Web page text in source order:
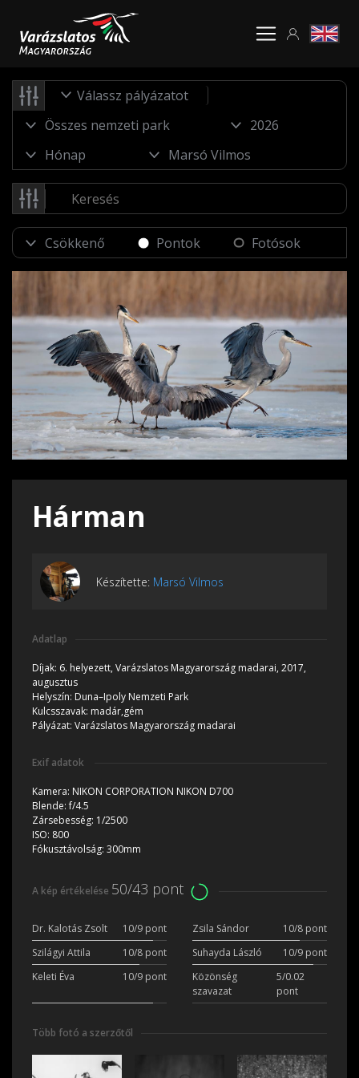
Válassz pályázatot
Pontok Fotósok
Hárman
Készítette: Marsó Vilmos
Adatlap
Díjak: 6. helyezett, Varázslatos Magyarország madarai, 2017,
augusztus
Helyszín: Duna–Ipoly Nemzeti Park
Kulcsszavak: madár,gém
Pályázat: Varázslatos Magyarország madarai
Exif adatok
Kamera: NIKON CORPORATION NIKON D700
Blende:f/4.5
Zársebesség: 1/2500
ISO: 800
Fókusztávolság: 300mm
A kép értékelése 50/43 pont
Dr. Kalotás Zsolt 10/9 pont Zsila Sándor
10/8 pont
Szilágyi Attila
10/8 pont Suhayda László
10/9 pont
Keleti Éva
10/9 pont
Közönség
szavazat
5/0.02
pont
Több fotó a szerzőtől